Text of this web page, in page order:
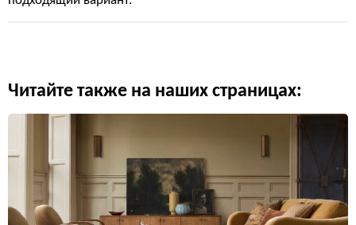
Читайте также на наших страницах: